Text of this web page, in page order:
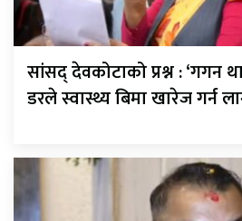
सांसद् देवकोटाको प्रश्न : ‘गगन
डरले स्वास्थ्य बिमा खारेज गर्न